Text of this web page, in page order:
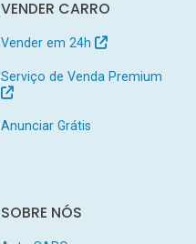
VENDER CARRO
Vender em 24h
Serviço de Venda Premium
Anunciar Grátis
SOBRE NÓS